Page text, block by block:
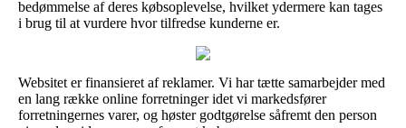
bedømmelse af deres købsoplevelse, hvilket ydermere kan tages
i brug til at vurdere hvor tilfredse kunderne er.
Websitet er finansieret af reklamer. Vi har tætte samarbejder med
en lang række online forretninger idet vi markedsfører
forretningernes varer, og høster godtgørelse såfremt den person